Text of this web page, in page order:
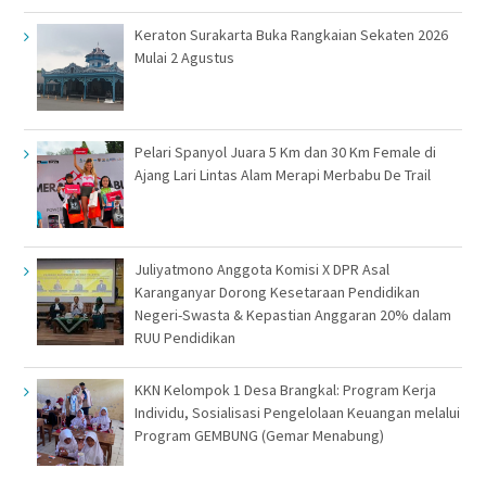
Keraton Surakarta Buka Rangkaian Sekaten 2026
Mulai 2 Agustus
Pelari Spanyol Juara 5 Km dan 30 Km Female di
Ajang Lari Lintas Alam Merapi Merbabu De Trail
Juliyatmono Anggota Komisi X DPR Asal
Karanganyar Dorong Kesetaraan Pendidikan
Negeri-Swasta & Kepastian Anggaran 20% dalam
RUU Pendidikan
KKN Kelompok 1 Desa Brangkal: Program Kerja
Individu, Sosialisasi Pengelolaan Keuangan melalui
Program GEMBUNG (Gemar Menabung)